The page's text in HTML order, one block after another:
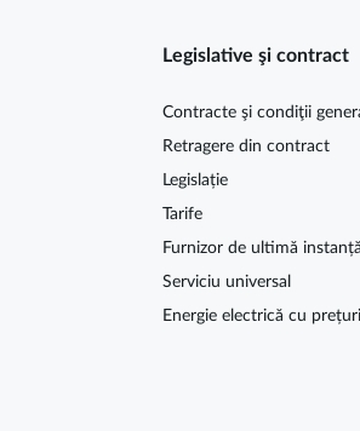
Legislative şi contract
Contracte şi condiţii
Retragere din contract
Legislație
Tarife
Furnizor de ultimă instanță
Serviciu universal
Energie electrică cu